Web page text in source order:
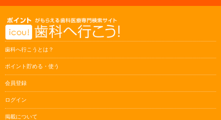
歯科へ行こうとは？
ポイント貯める・使う
会員登録
ログイン
掲載について